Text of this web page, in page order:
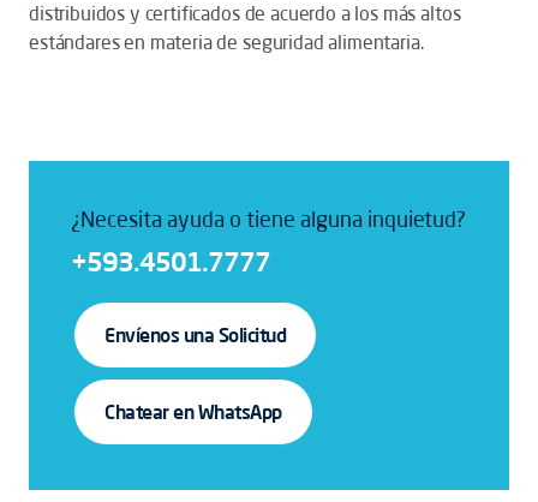
distribuidos y certificados de acuerdo a los más altos
estándares en materia de seguridad alimentaria.
¿Necesita ayuda o tiene alguna inquietud?
+593.4501.7777
Envíenos una Solicitud
Chatear en WhatsApp